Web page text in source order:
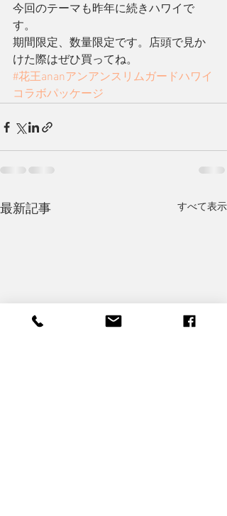
今回のテーマも昨年に続きハワイで
す。
期間限定、数量限定です。店頭で見か
けた際はぜひ買ってね。
#花王ananアンアンスリムガードハワイ
コラボパッケージ
最新記事 すべて表示